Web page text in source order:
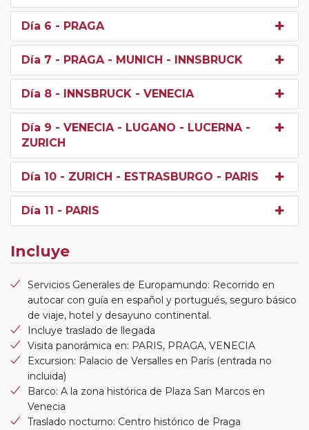
Día 6 - PRAGA
Día 7 - PRAGA - MUNICH - INNSBRUCK
Día 8 - INNSBRUCK - VENECIA
Día 9 - VENECIA - LUGANO - LUCERNA -
ZURICH
Día 10 - ZURICH - ESTRASBURGO - PARIS
Día 11 - PARIS
Incluye
Servicios Generales de Europamundo: Recorrido en
autocar con guía en español y portugués, seguro básico
de viaje, hotel y desayuno continental.
Incluye traslado de llegada
Visita panorámica en: PARIS, PRAGA, VENECIA
Excursion: Palacio de Versalles en París (entrada no
incluida)
Barco: A la zona histórica de Plaza San Marcos en
Venecia
Traslado nocturno: Centro histórico de Praga